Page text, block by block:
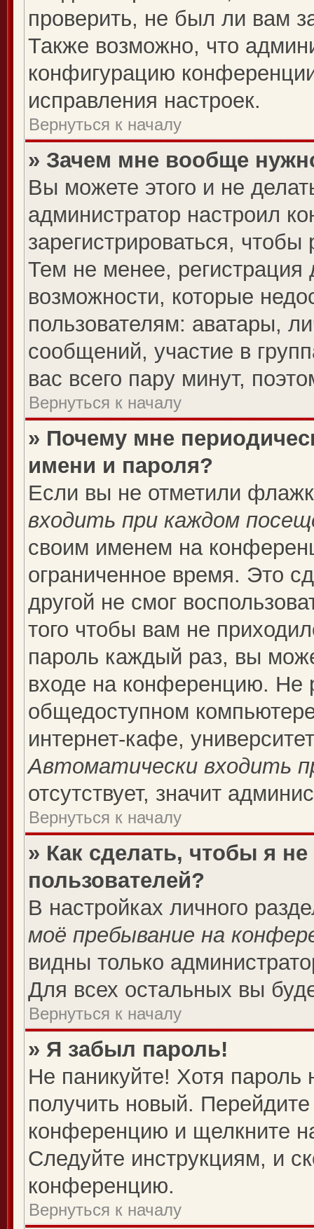
проверить, не был ли вам
Также возможно, что
конфигурацию
исправления настроек.
Вернуться к началу
» Зачем мне вообще
Вы можете этого и не
администратор настроил
зарегистрироваться,
Тем не менее,
возможности, которые
пользователям: аватары,
сообщений, участие в
вас всего пару минут,
Вернуться к началу
» Почему мне
имени и пароля?
Если вы не отметили
входить при каждом
своим именем на
ограниченное время. Это
другой не смог
того чтобы вам не
пароль каждый раз, вы
входе на конференцию. Не
общедоступном
интернет-кафе,
Автоматически входить
отсутствует, значит
Вернуться к началу
» Как сделать, чтобы я
пользователей?
В настройках личного
моё пребывание на
видны только
Для всех остальных вы
Вернуться к началу
» Я забыл пароль!
Не паникуйте! Хотя пароль
получить новый.
конференцию и щелкните
Следуйте инструкциям, и
конференцию.
Вернуться к началу